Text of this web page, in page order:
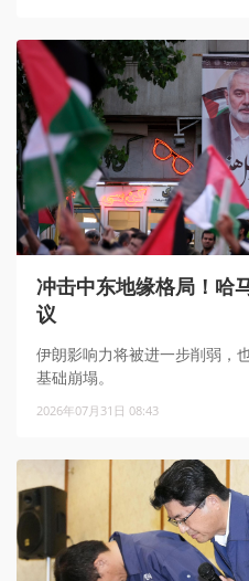
冲击中东地缘格局！哈
议
伊朗影响力将被进一步削弱，
基础崩塌。
2026年07月31日 08:43